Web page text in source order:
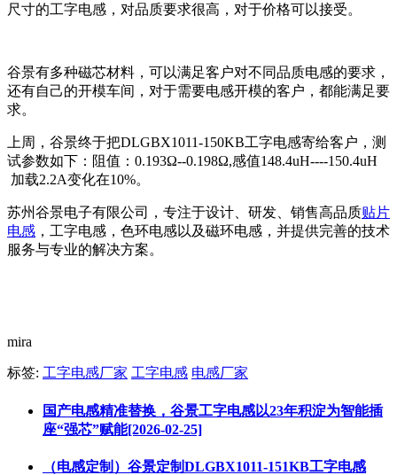
尺寸的工字电感，对品质要求很高，对于价格可以接受。
谷景有多种磁芯材料，可以满足客户对不同品质电感的要求，
还有自己的开模车间，对于需要电感开模的客户，都能满足要
求。
上周，谷景终于把DLGBX1011-150KB工字电感寄给客户，测
试参数如下：阻值：0.193Ω--0.198Ω,感值148.4uH----150.4uH
加载2.2A变化在10%。
苏州谷景电子有限公司，专注于设计、研发、销售高品质贴片
电感 ，工字电感，色环电感以及磁环电感，并提供完善的技术
服务与专业的解决方案。
mira
标签: 工字电感厂家 工字电感 电感厂家
国产电感精准替换，谷景工字电感以23年积淀为智能插
座“强芯”赋能[2026-02-25]
（电感定制）谷景定制DLGBX1011-151KB工字电感